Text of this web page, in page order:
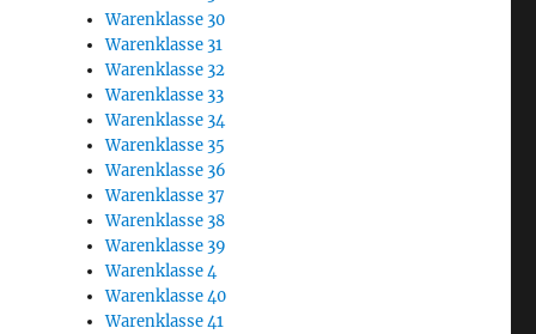
Warenklasse 30
Warenklasse 31
Warenklasse 32
Warenklasse 33
Warenklasse 34
Warenklasse 35
Warenklasse 36
Warenklasse 37
Warenklasse 38
Warenklasse 39
Warenklasse 4
Warenklasse 40
Warenklasse 41